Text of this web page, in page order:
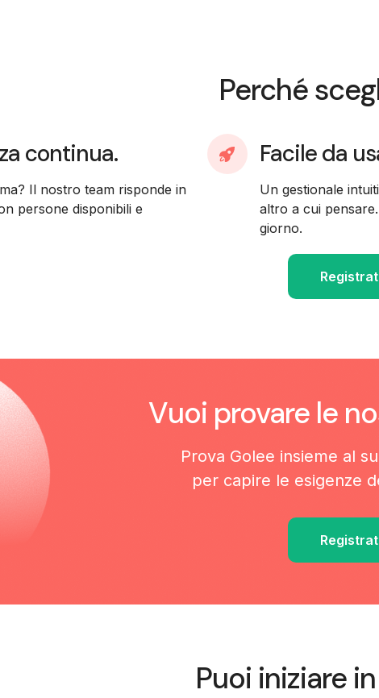
Perché
continua.
Il nostro team risponde in
persone disponibili e
Facile da
Un gestionale
altro a cui
giorno.
Vuoi provare le
Prova Golee insieme al
per capire le esigenze
Puoi iniziare